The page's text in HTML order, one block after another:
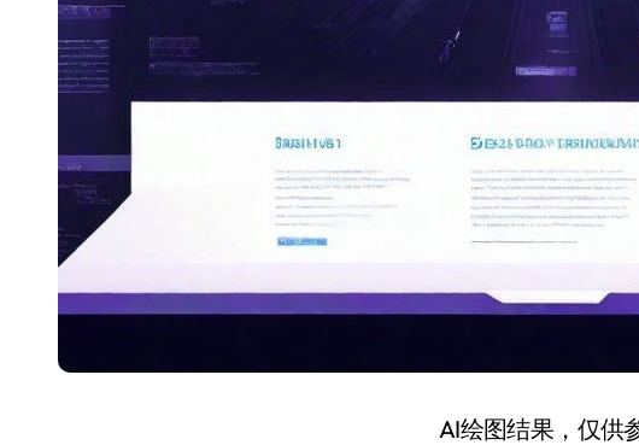
AI绘图结果，仅供